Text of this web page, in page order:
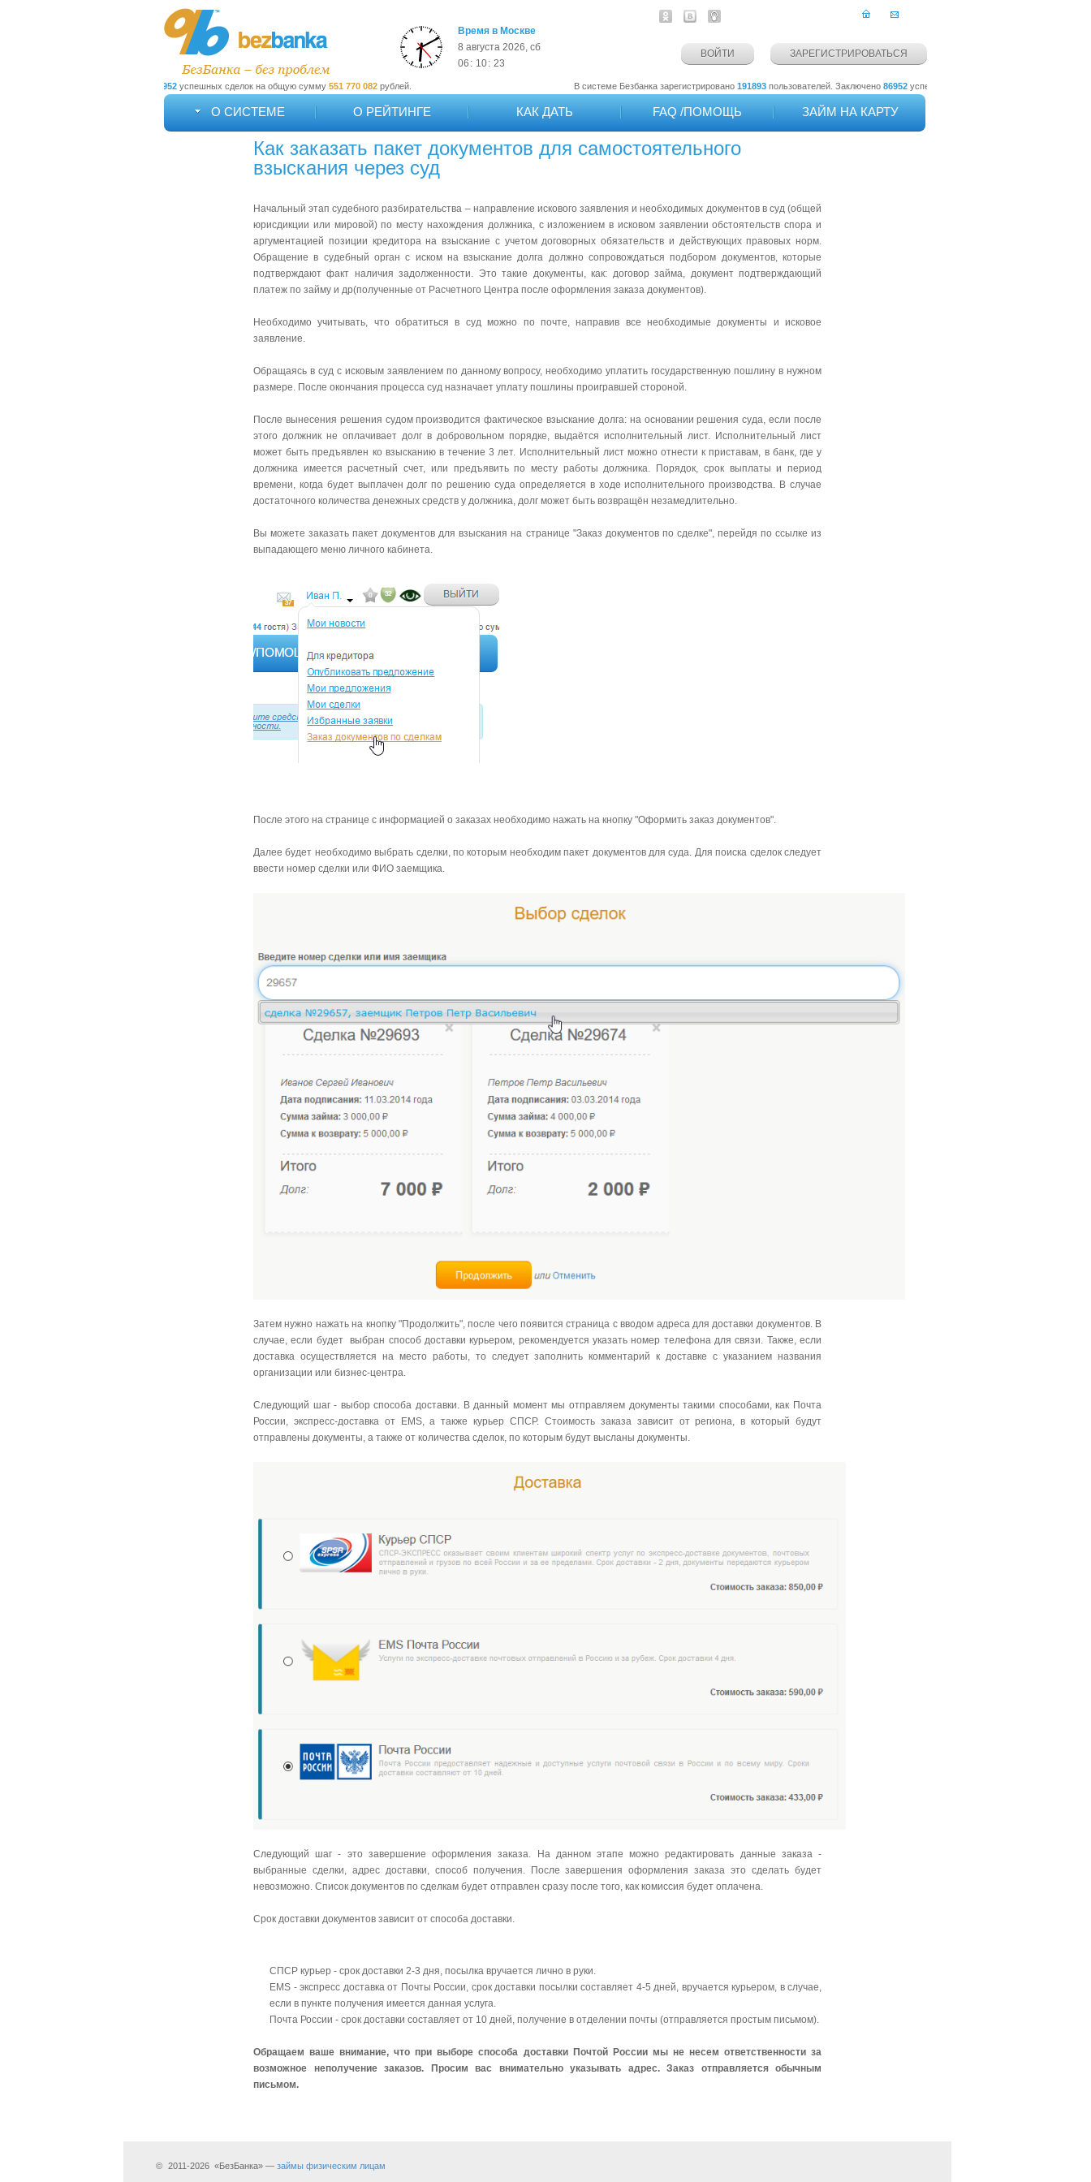
Время в Москве
8 августа 2026, сб
06 : 10: 23
ЗАРЕГИСТРИРОВАТЬСЯ
ВОЙТИ
успешных сделок на общую сумму551 770 082рублей. В системе Безбанка зарегистрировано191893пользователей. Заключено86952успешных сделок на общую сумму
О СИСТЕМЕ О РЕЙТИНГЕ КАК ДАТЬ FAQ /ПОМОЩЬ ЗАЙМ НА КАРТУ
Как заказать пакет документов для самостоятельного
взыскания через суд
Начальный этап судебного разбирательства – направление искового заявления и необходимых документов в суд (общей
юрисдикции или мировой) по месту нахождения должника, с изложением в исковом заявлении обстоятельств спора и
аргументацией позиции кредитора на взыскание с учетом договорных обязательств и действующих правовых норм.
Обращение в судебный орган с иском на взыскание долга должно сопровождаться подбором документов, которые
подтверждают факт наличия задолженности. Это такие документы, как: договор займа, документ подтверждающий
платеж по займу и др(полученные от Расчетного Центра после оформления заказа документов).
Необходимо учитывать, что обратиться в суд можно по почте, направив все необходимые документы и исковое
заявление.
Обращаясь в суд с исковым заявлением по данному вопросу, необходимо уплатить государственную пошлину в нужном
размере. После окончания процесса суд назначает уплату пошлины проигравшей стороной.
После вынесения решения судом производится фактическое взыскание долга: на основании решения суда, если после
этого должник не оплачивает долг в добровольном порядке, выдаётся исполнительный лист. Исполнительный лист
может быть предъявлен ко взысканию в течение 3 лет. Исполнительный лист можно отнести к приставам, в банк, где у
должника имеется расчетный счет, или предъявить по месту работы должника. Порядок, срок выплаты и период
времени, когда будет выплачен долг по решению суда определяется в ходе исполнительного производства. В случае
достаточного количества денежных средств у должника, долг может быть возвращён незамедлительно.
Вы можете заказать пакет документов для взыскания на странице "Заказ документов по сделке", перейдя по ссылке из
выпадающего меню личного кабинета.
После этого на странице с информацией о заказах необходимо нажать на кнопку "Оформить заказ документов".
Далее будет необходимо выбрать сделки, по которым необходим пакет документов для суда. Для поиска сделок следует
ввести номер сделки или ФИО заемщика.
Затем нужно нажать на кнопку "Продолжить", после чего появится страница с вводом адреса для доставки документов. В
случае, если будет выбран способ доставки курьером, рекомендуется указать номер телефона для связи. Также, если
доставка осуществляется на место работы, то следует заполнить комментарий к доставке с указанием названия
организации или бизнес-центра.
Следующий шаг - выбор способа доставки. В данный момент мы отправляем документы такими способами, как Почта
России, экспресс-доставка от EMS, а также курьер СПСР. Стоимость заказа зависит от региона, в который будут
отправлены документы, а также от количества сделок, по которым будут высланы документы.
Следующий шаг - это завершение оформления заказа. На данном этапе можно редактировать данные заказа -
выбранные сделки, адрес доставки, способ получения. После завершения оформления заказа это сделать будет
невозможно. Список документов по сделкам будет отправлен сразу после того, как комиссия будет оплачена.
Срок доставки документов зависит от способа доставки.
СПСР курьер - срок доставки 2-3 дня, посылка вручается лично в руки.
EMS - экспресс доставка от Почты России, срок доставки посылки составляет 4-5 дней, вручается курьером, в случае,
если в пункте получения имеется данная услуга.
Почта России - срок доставки составляет от 10 дней, получение в отделении почты (отправляется простым письмом).
Обращаем ваше внимание, что при выборе способа доставки Почтой России мы не несем ответственности за
возможное неполучение заказов. Просим вас внимательно указывать адрес. Заказ отправляется обычным
письмом.
© 2011-2026 «БезБанка» — займы физическим лицам